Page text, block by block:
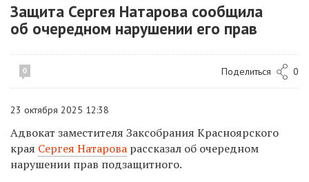
Защита Сергея Натарова сообщила
об очередном нарушении его прав
0 Поделиться 0
23 октября 2025 12:38
Адвокат заместителя Заксобрания Красноярского
края Сергея Натарова рассказал об очередном
нарушении прав подзащитного.